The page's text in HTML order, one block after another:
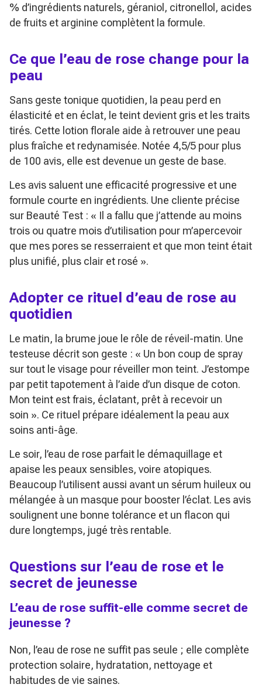
% d’ingrédients naturels, géraniol, citronellol, acides
de fruits et arginine complètent la formule.
Ce que l’eau de rose change pour la
peau
Sans geste tonique quotidien, la peau perd en
élasticité et en éclat, le teint devient gris et les traits
tirés. Cette lotion florale aide à retrouver une peau
plus fraîche et redynamisée. Notée 4,5/5 pour plus
de 100 avis, elle est devenue un geste de base.
Les avis saluent une efficacité progressive et une
formule courte en ingrédients. Une cliente précise
sur Beauté Test : « Il a fallu que j’attende au moins
trois ou quatre mois d’utilisation pour m’apercevoir
que mes pores se resserraient et que mon teint était
plus unifié, plus clair et rosé ».
Adopter ce rituel d’eau de rose au
quotidien
Le matin, la brume joue le rôle de réveil-matin. Une
testeuse décrit son geste : « Un bon coup de spray
sur tout le visage pour réveiller mon teint. J’estompe
par petit tapotement à l’aide d’un disque de coton.
Mon teint est frais, éclatant, prêt à recevoir un
soin ». Ce rituel prépare idéalement la peau aux
soins anti-âge.
Le soir, l’eau de rose parfait le démaquillage et
apaise les peaux sensibles, voire atopiques.
Beaucoup l’utilisent aussi avant un sérum huileux ou
mélangée à un masque pour booster l’éclat. Les avis
soulignent une bonne tolérance et un flacon qui
dure longtemps, jugé très rentable.
Questions sur l’eau de rose et le
secret de jeunesse
L’eau de rose suffit-elle comme secret de
jeunesse ?
Non, l’eau de rose ne suffit pas seule ; elle complète
protection solaire, hydratation, nettoyage et
habitudes de vie saines.